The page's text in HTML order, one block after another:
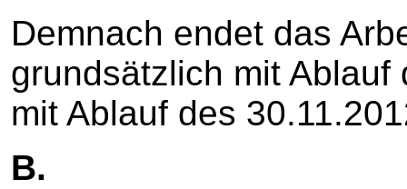
Demnach endet das
grundsätzlich mit
mit Ablauf des
B.